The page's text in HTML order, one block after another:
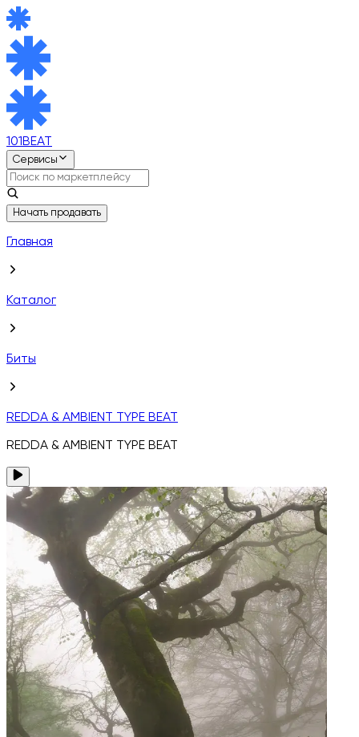
101BEAT
Сервисы
Начать продавать
Главная
Каталог
Биты
REDDA & AMBIENT TYPE BEAT
REDDA & AMBIENT TYPE BEAT